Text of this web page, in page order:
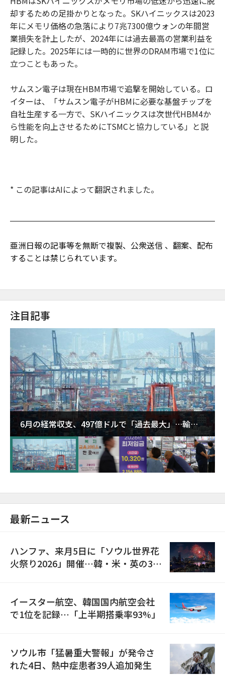
却するための足掛かりとなった。SKハイニックスは2023
年にメモリ価格の急落により7兆7300億ウォンの年間営
業損失を計上したが、2024年には過去最高の営業利益を
記録した。2025年には一時的に世界のDRAM市場で1位に
立つこともあった。
サムスン電子は現在HBM市場で追撃を開始している。ロ
イターは、「サムスン電子がHBMに必要な基盤チップを
自社生産する一方で、SKハイニックスは次世代HBM4か
ら性能を向上させるためにTSMCと協力している」と説
明した。
* この記事はAIによって翻訳されました。
亜洲日報の記事等を無断で複製、公衆送信 、翻案、配布
することは禁じられています。
注目記事
6月の経常収支、497億ドルで「過去最大」…輸出
が初の1000億ドル突破
最新ニュース
ハンファ、来月5日に「ソウル世界花
火祭り2026」開催…韓・米・英の3カ
イースター航空、韓国国内航空会社
で1位を記録…「上半期搭乗率93%」
ソウル市「猛暑重大警報」が発令さ
れた4日、熱中症患者39人追加発生